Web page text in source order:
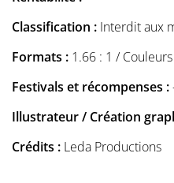
Classification : Interdit aux
Formats : 1.66 : 1 /
Festivals et récompenses :
Illustrateur / Création
Crédits : Leda Productions